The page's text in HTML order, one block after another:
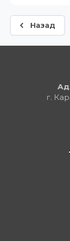
Назад
г.